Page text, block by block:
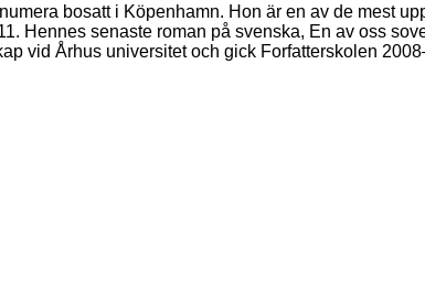
bosatt i Köpenhamn. Hon är en av de mest
Hennes senaste roman på svenska, En av oss
vid Århus universitet och gick Forfatterskolen